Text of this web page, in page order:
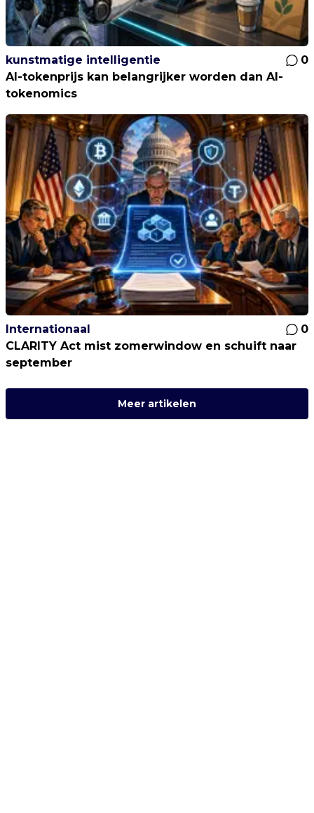
kunstmatige intelligentie
0
AI-tokenprijs kan belangrijker worden dan AI-
tokenomics
Internationaal
0
CLARITY Act mist zomerwindow en schuift naar
september
Meer artikelen